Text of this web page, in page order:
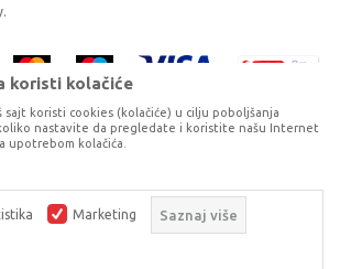
LOVE ON YOUR
da opišemo što je preciznije moguće, ali ne
da su svi podaci i fotografije, navedeni u okrviru
kompletni i bez grešaka. Svi artikli prikazani na
ali ne podrazumijeva da su dostupni u svakom
koristi kolačiće
sajt koristi cookies (kolačiće) u cilju poboljšanja
nastavite da pregledate i koristite našu Internet
upotrebom kolačića.
Marketing Saznaj više